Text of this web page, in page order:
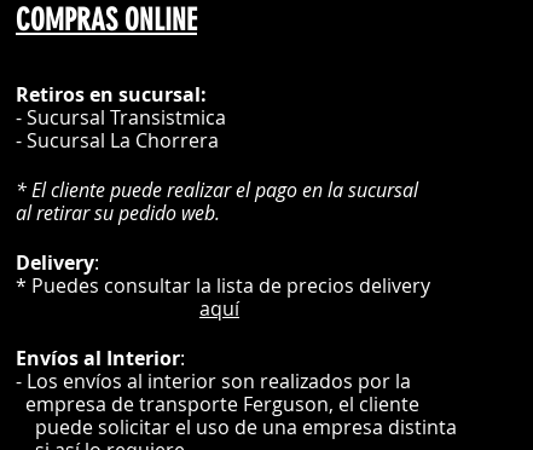
COMPRAS ONLINE
Retiros en sucursal:
- Sucursal Transistmica
- Sucursal La Chorrera
* El cliente puede realizar el pago en la sucursal
al retirar su pedido web.
Delivery:
* Puedes consultar la lista de precios delivery
aquí
Envíosal Interior:
- Los envíos al interior son realizados por la
empresa de transporte Ferguson, el cliente
puede solicitar el uso de una empresa distinta